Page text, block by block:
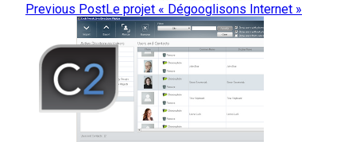
Previous PostLe projet « Dégooglisons Internet »